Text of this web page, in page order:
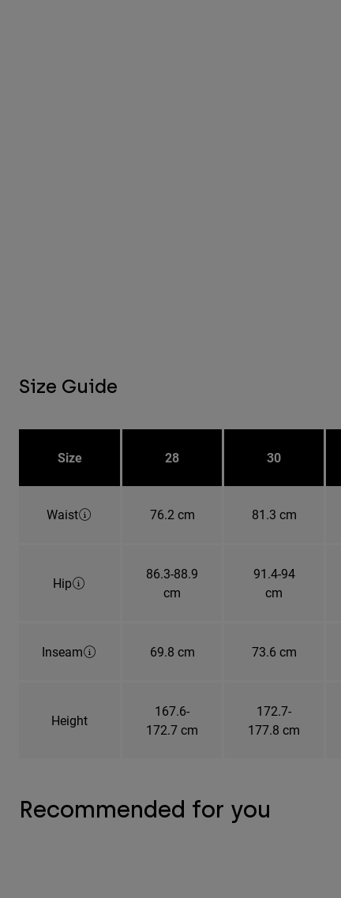
Size Guide
Size 28 30
Waist 76.2 cm 81.3 cm
Hip
86.3-88.9
cm
91.4-94
cm
Inseam 69.8 cm 73.6 cm
Height
167.6-
172.7 cm
172.7-
177.8 cm
Recommended for you